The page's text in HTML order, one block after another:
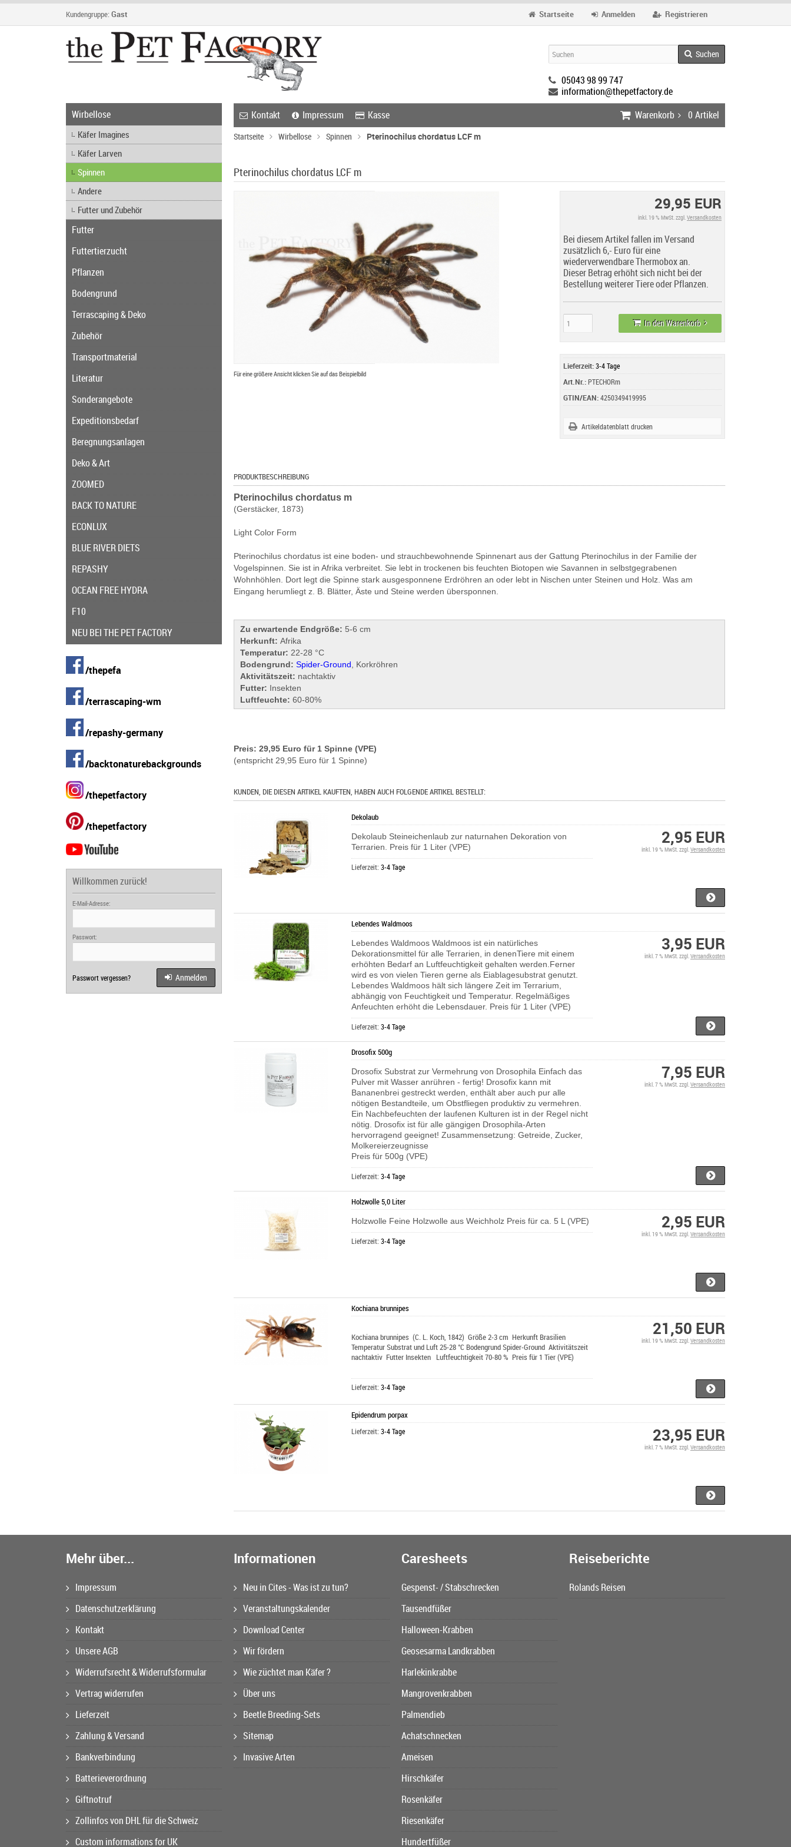
Kundengruppe: Gast Registrieren
Anmelden
Startseite
Suchen
05043 98 99 747
information@thepetfactory.de
Kontakt
Impressum Kasse Warenkorb 0 Artikel
Startseite Wirbellose Spinnen Pterinochilus chordatus LCF m
Pterinochilus chordatus LCF m
Für eine größere Ansicht klicken Sie auf das Beispielbild
29,95 EUR
inkl. 19 % MwSt. zzgl.Versandkosten
Bei diesem Artikel fallen im Versand
zusätzlich 6,- Euro für eine
wiederverwendbare Thermobox an.
Dieser Betrag erhöht sich nicht bei der
Bestellung weiterer Tiere oder Pflanzen.
In den Warenkorb
Lieferzeit:3-4 Tage
Art.Nr.:PTECHORm
GTIN/EAN:4250349419995
Artikeldatenblatt drucken
PRODUKTBESCHREIBUNG
Pterinochilus chordatus m
(Gerstäcker, 1873)
Light Color Form
Pterinochilus chordatus ist eine boden- und strauchbewohnende Spinnenart aus der Gattung Pterinochilus in der Familie der
Vogelspinnen. Sie ist in Afrika verbreitet. Sie lebt in trockenen bis feuchten Biotopen wie Savannen in selbstgegrabenen
Wohnhöhlen. Dort legt die Spinne stark ausgesponnene Erdröhren an oder lebt in Nischen unter Steinen und Holz. Was am
Eingang herumliegt z. B. Blätter, Äste und Steine werden übersponnen.
Zu erwartende Endgröße: 5-6 cm
Herkunft: Afrika
Temperatur: 22-28 °C
Bodengrund: Spider-Ground , Korkröhren
Aktivitätszeit: nachtaktiv
Futter: Insekten
Luftfeuchte: 60-80%
Preis: 29,95 Euro für 1 Spinne (VPE)
(entspricht 29,95 Euro für 1 Spinne)
KUNDEN, DIE DIESEN ARTIKEL KAUFTEN, HABEN AUCH FOLGENDE ARTIKEL BESTELLT:
Dekolaub
Dekolaub Steineichenlaub zur naturnahen Dekoration von
Terrarien. Preis für 1 Liter (VPE)
Lieferzeit:3-4 Tage
2,95 EUR
inkl. 19 % MwSt. zzgl.Versandkosten
Lebendes Waldmoos
Lebendes Waldmoos Waldmoos ist ein natürliches
Dekorationsmittel für alle Terrarien, in denenTiere mit einem
erhöhten Bedarf an Luftfeuchtigkeit gehalten werden.Ferner
wird es von vielen Tieren gerne als Eiablagesubstrat genutzt.
Lebendes Waldmoos hält sich längere Zeit im Terrarium,
abhängig von Feuchtigkeit und Temperatur. Regelmäßiges
Anfeuchten erhöht die Lebensdauer. Preis für 1 Liter (VPE)
Lieferzeit:3-4 Tage
3,95 EUR
inkl. 7 % MwSt. zzgl.Versandkosten
Drosofix 500g
Drosofix Substrat zur Vermehrung von Drosophila Einfach das
Pulver mit Wasser anrühren - fertig! Drosofix kann mit
Bananenbrei gestreckt werden, enthält aber auch pur alle
nötigen Bestandteile, um Obstfliegen produktiv zu vermehren.
Ein Nachbefeuchten der laufenen Kulturen ist in der Regel nicht
nötig. Drosofix ist für alle gängigen Drosophila-Arten
hervorragend geeignet! Zusammensetzung: Getreide, Zucker,
Molkereierzeugnisse
Preis für 500g (VPE)
Lieferzeit:3-4 Tage
7,95 EUR
inkl. 7 % MwSt. zzgl.Versandkosten
Holzwolle 5,0 Liter
Holzwolle Feine Holzwolle aus Weichholz Preis für ca. 5 L (VPE)
Lieferzeit:3-4 Tage
2,95 EUR
inkl. 19 % MwSt. zzgl.Versandkosten
Kochiana brunnipes
Kochiana brunnipes (C. L. Koch, 1842) Größe 2-3 cm Herkunft Brasilien
Temperatur Substrat und Luft 25-28 °C Bodengrund Spider-Ground Aktivitätszeit
nachtaktiv Futter Insekten Luftfeuchtigkeit 70-80 % Preis für 1 Tier (VPE)
Lieferzeit:3-4 Tage
21,50 EUR
inkl. 19 % MwSt. zzgl.Versandkosten
Epidendrum porpax
Lieferzeit:3-4 Tage 23,95 EUR
inkl. 7 % MwSt. zzgl.Versandkosten
Wirbellose
Käfer Imagines
Käfer Larven
Spinnen
Andere
Futter und Zubehör
Futter
Futtertierzucht
Pflanzen
Bodengrund
Terrascaping & Deko
Zubehör
Transportmaterial
Literatur
Sonderangebote
Expeditionsbedarf
Beregnungsanlagen
Deko & Art
ZOOMED
BACK TO NATURE
ECONLUX
BLUE RIVER DIETS
REPASHY
OCEAN FREE HYDRA
F10
NEU BEI THE PET FACTORY
/thepefa
/terrascaping-wm
/repashy-germany
/backtonaturebackgrounds
/thepetfactory
/thepetfactory
Willkommen zurück!
E-Mail-Adresse:
Passwort:
Passwort vergessen? Anmelden
Mehr über...
Impressum
Datenschutzerklärung
Kontakt
Unsere AGB
Widerrufsrecht & Widerrufsformular
Vertrag widerrufen
Lieferzeit
Zahlung & Versand
Bankverbindung
Batterieverordnung
Giftnotruf
Zollinfos von DHL für die Schweiz
Custom informations for UK
Informationen
Neu in Cites - Was ist zu tun?
Veranstaltungskalender
Download Center
Wir fördern
Wie züchtet man Käfer ?
Über uns
Beetle Breeding-Sets
Sitemap
Invasive Arten
Caresheets
Gespenst- / Stabschrecken
Tausendfüßer
Halloween-Krabben
Geosesarma Landkrabben
Harlekinkrabbe
Mangrovenkrabben
Palmendieb
Achatschnecken
Ameisen
Hirschkäfer
Rosenkäfer
Riesenkäfer
Hundertfüßer
Reiseberichte
Rolands Reisen